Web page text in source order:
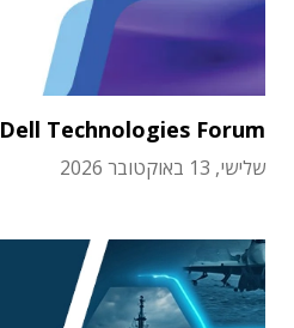
Dell Technologies Forum
שלישי, 13 באוקטובר 2026